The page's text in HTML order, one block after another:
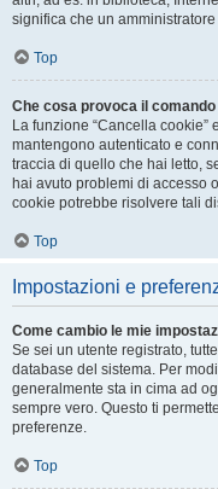
significa che un
Top
Che cosa provoca il
La funzione “Cancella
mantengono autenticato e
traccia di quello che hai letto,
hai avuto problemi di accesso
cookie potrebbe risolvere tali
Top
Impostazioni e
Come cambio le mie
Se sei un utente registrato,
database del sistema. Per
generalmente sta in cima ad
sempre vero. Questo ti
preferenze.
Top